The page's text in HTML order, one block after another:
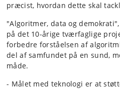
præcist, hvordan dette skal
"Algoritmer, data og
på det 10-årige tværfaglige
forbedre forståelsen af
del af samfundet på en sund,
måde.
- Målet med teknologi er at